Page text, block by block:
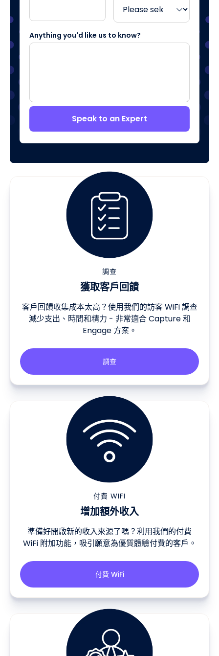
Anything you'd like us to know?
Speak to an Expert
調查
獲取客戶回饋
客戶回饋收集成本太高？使用我們的訪客 WiFi 調查
減少支出、時間和精力 - 非常適合 Capture 和
Engage 方案。
調查
付費 WIFI
增加額外收入
準備好開啟新的收入來源了嗎？利用我們的付費
WiFi 附加功能，吸引願意為優質體驗付費的客戶。
付費 WiFi